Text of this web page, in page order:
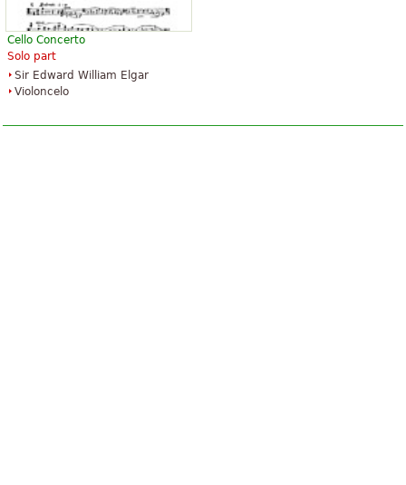
Cello Concerto
Solo part
Sir Edward William Elgar
Violoncelo